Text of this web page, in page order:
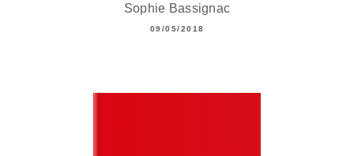
Sophie Bassignac
09/05/2018